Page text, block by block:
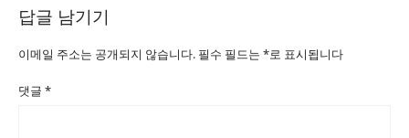
답글 남기기
이메일 주소는 공개되지 않습니다. 필수 필드는 *로 표시됩니다
댓글 *